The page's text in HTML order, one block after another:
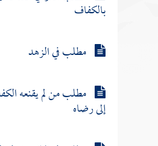
بالكفاف
مطلب في الزهد
مطلب من لم يقنعه
إلى رضاه